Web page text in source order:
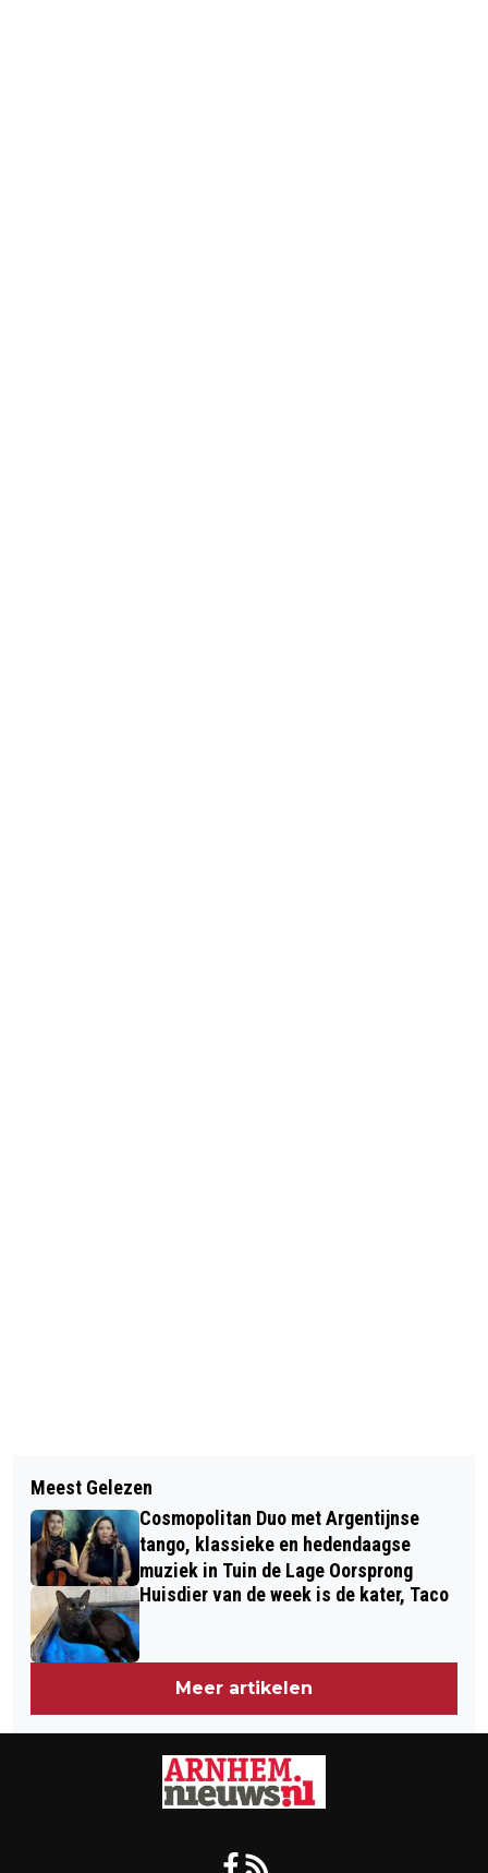
MENSEN UIT 1967 EN 1968 KUNNEN
ONLINE AFSPRAAK MAKEN VOOR
CORONAVACCINATIE MET JANSSEN
VACCIN
SPEUREN EN SPELEN IN PARK
ROSENDAEL
Meest Gelezen
Cosmopolitan Duo met Argentijnse
tango, klassieke en hedendaagse
muziek in Tuin de Lage Oorsprong
Huisdier van de week is de kater, Taco
Meer artikelen